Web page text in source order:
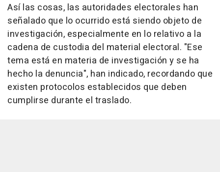
Así las cosas, las autoridades electorales han
señalado que lo ocurrido está siendo objeto de
investigación, especialmente en lo relativo a la
cadena de custodia del material electoral. "Ese
tema está en materia de investigación y se ha
hecho la denuncia", han indicado, recordando que
existen protocolos establecidos que deben
cumplirse durante el traslado.